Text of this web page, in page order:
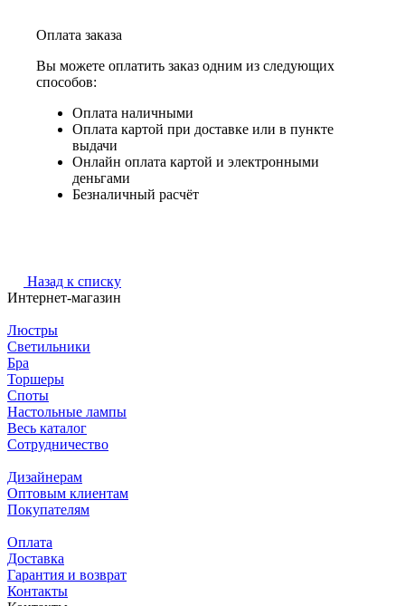
Оплата заказа
Вы можете оплатить заказ одним из следующих
способов:
Оплата наличными
Оплата картой при доставке или в пункте
выдачи
Онлайн оплата картой и электронными
деньгами
Безналичный расчёт
Назад к списку
Интернет-магазин
Люстры
Светильники
Бра
Торшеры
Споты
Настольные лампы
Весь каталог
Сотрудничество
Дизайнерам
Оптовым клиентам
Покупателям
Оплата
Доставка
Гарантия и возврат
Контакты